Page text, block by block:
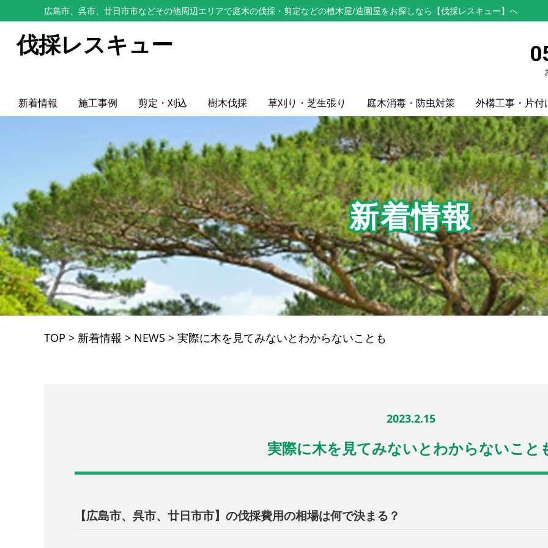
広島市、呉市、廿日市市などその他周辺エリアで庭木の伐採・剪定などの植木屋/造園屋をお探しなら【伐採レスキュー】へ
伐採レスキュー
新着情報 施工事例 剪定・刈込 樹木伐採 草刈り・芝生張り 庭木消毒・防虫対策 外構工事・片付
新着情報
TOP > 新着情報 > NEWS > 実際に木を見てみないとわからないことも
2023.2.15
実際に木を見てみないとわからないこと
【広島市、呉市、廿日市市】の伐採費用の相場は何で決まる？